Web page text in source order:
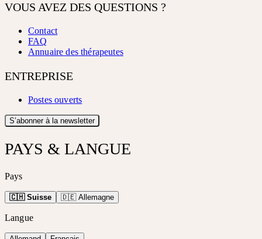
VOUS AVEZ DES QUESTIONS ?
Contact
FAQ
Annuaire des thérapeutes
ENTREPRISE
Postes ouverts
S’abonner à la newsletter
PAYS & LANGUE
Pays
🇨🇭 Suisse 🇩🇪 Allemagne
Langue